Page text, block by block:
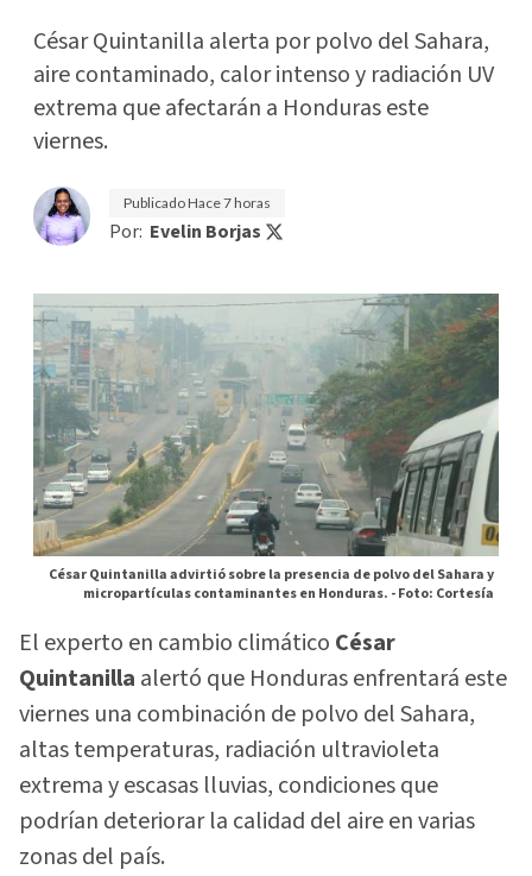
César Quintanilla alerta por polvo del Sahara,
aire contaminado, calor intenso y radiación UV
extrema que afectarán a Honduras este
viernes.
PublicadoHace 7 horas
Por: Evelin Borjas
César Quintanilla advirtió sobre la presencia de polvo del Sahara y
micropartículas contaminantes en Honduras. -Foto: Cortesía
El experto en cambio climático César
Quintanilla alertó que Honduras enfrentará este
viernes una combinación de polvo del Sahara,
altas temperaturas, radiación ultravioleta
extrema y escasas lluvias, condiciones que
podrían deteriorar la calidad del aire en varias
zonas del país.